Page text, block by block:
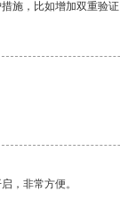
施，比如增加双重验
，非常方便。